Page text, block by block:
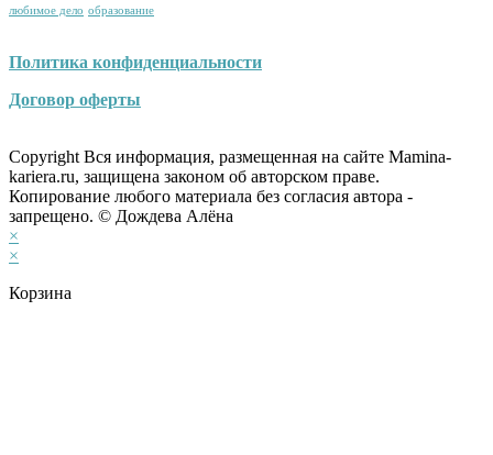
любимое дело образование
Политика конфиденциальности
Договор оферты
Copyright Вся информация, размещенная на сайте Mamina-
kariera.ru, защищена законом об авторском праве.
Копирование любого материала без согласия автора -
запрещено. © Дождева Алёна
×
×
Корзина